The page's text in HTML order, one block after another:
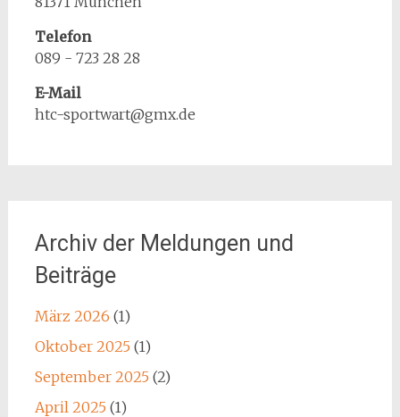
Telefon
089 - 723 28 28
E-Mail
htc-sportwart@gmx.de
Archiv der Meldungen und
Beiträge
März 2026 (1)
Oktober 2025(1)
September 2025(2)
April 2025(1)